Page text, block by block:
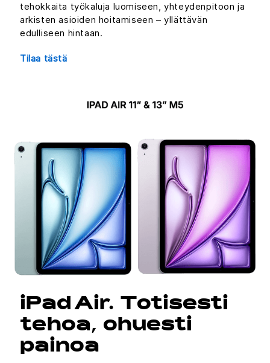
tehokkaita työkaluja luomiseen, yhteydenpitoon ja
arkisten asioiden hoitamiseen – yllättävän
edulliseen hintaan.
Tilaa tästä
iPad Air. Totisesti
tehoa, ohuesti
painoa